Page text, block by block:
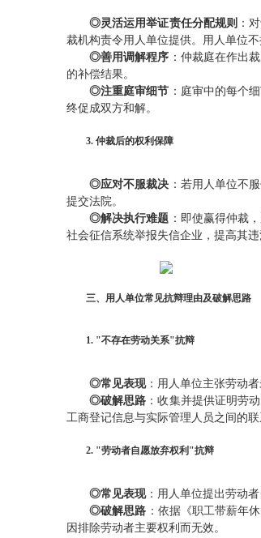
◎灵活运用举证责任分配规则 ：
裁机构责令用人单位提供。用人单位
◎善用调解程序 ：仲裁庭在作出
的补偿结果。
◎注重庭审细节 ：庭审中的每个
终促成双方和解。
3. 仲裁后的权利保障
◎应对不服裁决 ：若用人单位不
提交法院。
◎解决执行难题 ：即使赢得仲裁
社会征信系统举报失信企业，提高其违
三、用人单位常见抗辩理由及破解思路
1. "不存在劳动关系"抗辩
◎常见表现：用人单位主张劳动
◎破解思路 ：收集并提供证明劳
工商登记信息与实际管理人员之间的联
2. "劳动者自愿放弃权利"抗辩
◎常见表现：用人单位提出劳动
◎破解思路 ：依据《职工带薪年
因排除劳动者主要权利而无效。